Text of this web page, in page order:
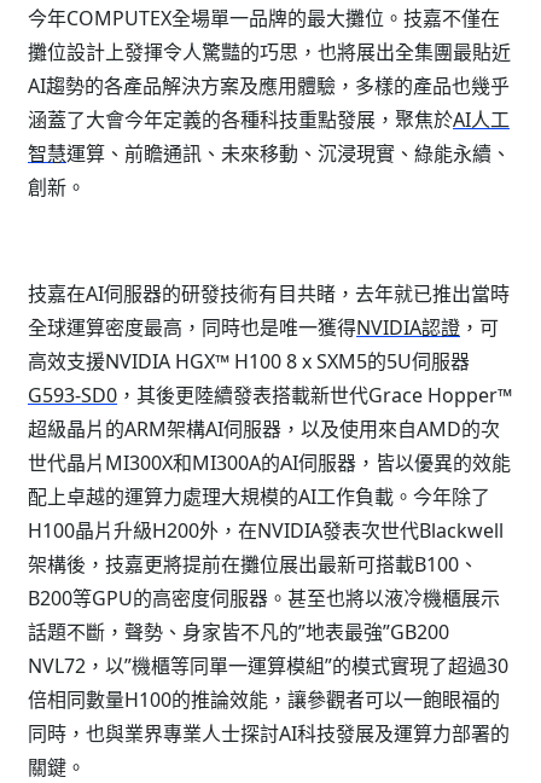
今年COMPUTEX全場單一品牌的最大攤位。技嘉不僅在
攤位設計上發揮令人驚豔的巧思，也將展出全集團最貼近
AI趨勢的各產品解決方案及應用體驗，多樣的產品也幾乎
涵蓋了大會今年定義的各種科技重點發展，聚焦於AI人工
智慧運算、前瞻通訊、未來移動、沉浸現實、綠能永續、
創新。
技嘉在AI伺服器的研發技術有目共睹，去年就已推出當時
全球運算密度最高，同時也是唯一獲得NVIDIA認證 ，可
高效支援NVIDIA HGX™ H100 8 x SXM5的5U伺服器
G593-SD0 ，其後更陸續發表搭載新世代Grace Hopper™
超級晶片的ARM架構AI伺服器，以及使用來自AMD的次
世代晶片MI300X和MI300A的AI伺服器，皆以優異的效能
配上卓越的運算力處理大規模的AI工作負載。今年除了
H100晶片升級H200外，在NVIDIA發表次世代Blackwell
架構後，技嘉更將提前在攤位展出最新可搭載B100、
B200等GPU的高密度伺服器。甚至也將以液冷機櫃展示
話題不斷，聲勢、身家皆不凡的”地表最強”GB200
NVL72，以”機櫃等同單一運算模組”的模式實現了超過30
倍相同數量H100的推論效能，讓參觀者可以一飽眼福的
同時，也與業界專業人士探討AI科技發展及運算力部署的
關鍵。